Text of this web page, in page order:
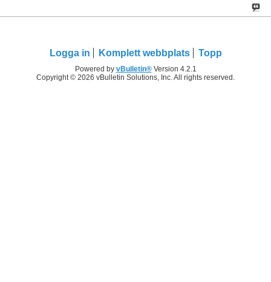
Logga in Komplett webbplats Topp
Powered by vBulletin®Version 4.2.1
Copyright © 2026 vBulletin Solutions, Inc. All rights reserved.